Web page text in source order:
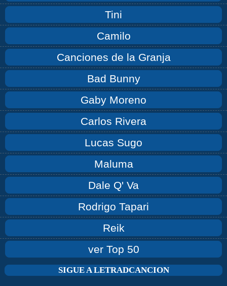
Tini
Camilo
Canciones de la Granja
Bad Bunny
Gaby Moreno
Carlos Rivera
Lucas Sugo
Maluma
Dale Q' Va
Rodrigo Tapari
Reik
ver Top 50
SIGUE A LETRADCANCION